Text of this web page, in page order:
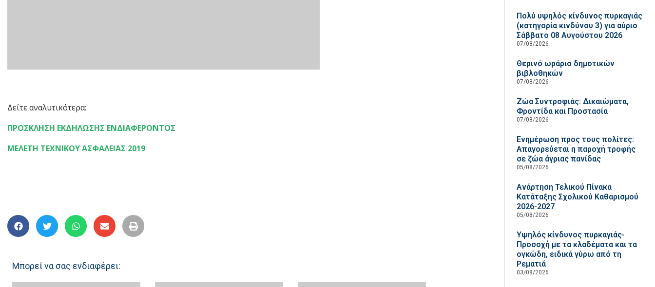
Δείτε αναλυτικότερα:
ΠΡΟΣΚΛΗΣΗ ΕΚΔΗΛΩΣΗΣ ΕΝΔΙΑΦΕΡΟΝΤΟΣ
ΜΕΛΕΤΗ ΤΕΧΝΙΚΟΥ ΑΣΦΑΛΕΙΑΣ 2019
Μπορεί να σας ενδιαφέρει:
Πολύ υψηλός κίνδυνος πυρκαγιάς
(κατηγορία κινδύνου 3) για αύριο
Σάββατο 08 Αυγούστου 2026
07/08/2026
Θερινό ωράριο δημοτικών
βιβλοθηκών
07/08/2026
Ζώα Συντροφιάς: Δικαιώματα,
Φροντίδα και Προστασία
07/08/2026
Ενημέρωση προς τους πολίτες:
Απαγορεύεται η παροχή τροφής
σε ζώα άγριας πανίδας
05/08/2026
Ανάρτηση Τελικού Πίνακα
Κατάταξης Σχολικού Καθαρισμού
2026-2027
05/08/2026
Υψηλός κίνδυνος πυρκαγιάς-
Προσοχή με τα κλαδέματα και τα
ογκώδη, ειδικά γύρω από τη
Ρεματιά
03/08/2026